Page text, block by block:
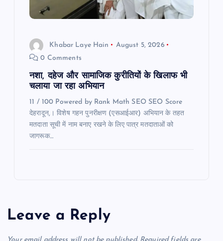
Khabar Laye Hain
August 5, 2026
0 Comments
नशा, दहेज और सामाजिक कुरीतियों के खिलाफ भी
चलाया जा रहा अभियान
11 / 100 Powered by Rank Math SEO SEO Score
देहरादून,। विशेष गहन पुनरीक्षण (एसआईआर) अभियान के तहत
मतदाता सूची में नाम बनाए रखने के लिए पात्र मतदाताओं को
जागरूक…
Leave a Reply